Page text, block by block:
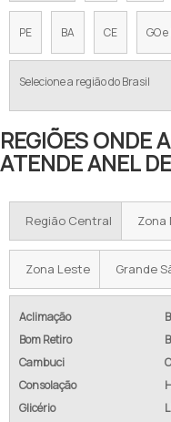
PE BA CE GO
Selecione a região do Brasil
REGIÕES ONDE
ATENDE ANEL
Região Central Zona
Zona Leste Grande
Aclimação
Bom Retiro
Cambuci
Consolação
Glicério